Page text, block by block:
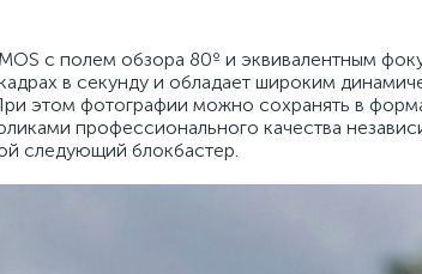
с полем обзора 80º и эквивалентным
в секунду и обладает широким
этом фотографии можно сохранять в
профессионального качества
следующий блокбастер.